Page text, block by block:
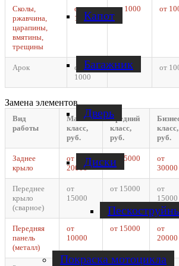
Капот
Багажник
Дверь
Диски
Покраска мотоцикла
Сколы,
ржавчина,
царапины,
вмятины,
трещины
от
1000
от 1000 от
Арок
от
1000
от 1000 от
Замена элементов
Вид
работы
Малый
класс,
руб.
Средний
класс,
руб.
класс,
руб.
Заднее
крыло
от
20000*
от 25000
от
30000
Переднее
крыло
(сварное)
от
15000
от 15000
от
15000
Передняя
панель
(металл)
от
10000
от 15000
от
20000